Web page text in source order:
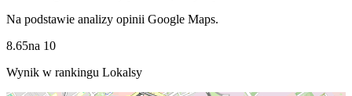
Na podstawie analizy opinii Google Maps.
8.65na 10
Wynik w rankingu Lokalsy